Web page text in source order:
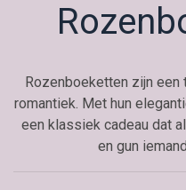
Rozenboeketten zijn
romantiek. Met hun
een klassiek cadeau dat
en gun